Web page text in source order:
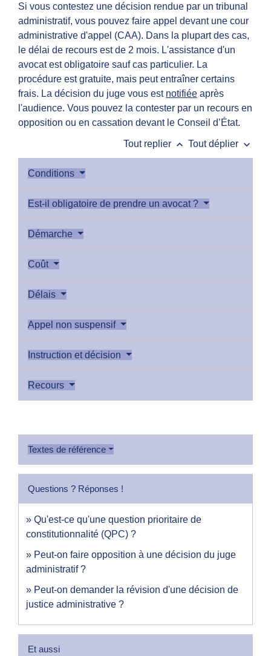
Si vous contestez une décision rendue par un tribunal
administratif, vous pouvez faire appel devant une cour
administrative d'appel (CAA). Dans la plupart des cas,
le délai de recours est de 2 mois. L'assistance d'un
avocat est obligatoire sauf cas particulier. La
procédure est gratuite, mais peut entraîner certains
frais. La décision du juge vous est notifiée après
l'audience. Vous pouvez la contester par un recours en
opposition ou en cassation devant le Conseil d’État.
Tout replier keyboard_arrow_up Tout déplier keyboard_arrow_down
Conditions
Est-il obligatoire de prendre un avocat ?
Démarche
Coût
Délais
Appel non suspensif
Instruction et décision
Recours
Textes de référence
Questions ? Réponses !
Qu'est-ce qu'une question prioritaire de
constitutionnalité (QPC) ?
Peut-on faire opposition à une décision du juge
administratif ?
Peut-on demander la révision d'une décision de
justice administrative ?
Et aussi